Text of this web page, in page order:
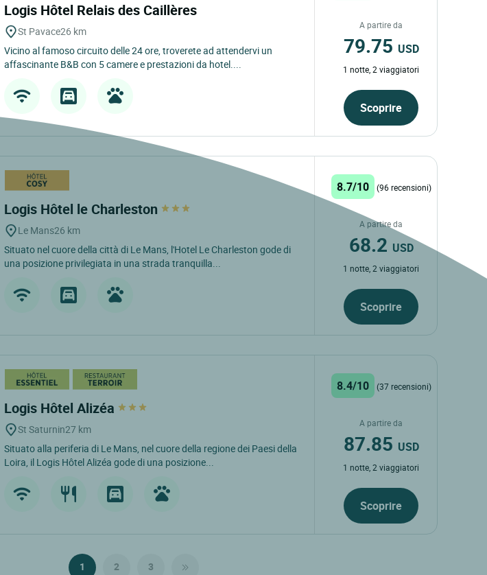
Logis Hôtel Relais des Caillères
St Pavace26 km
Vicino al famoso circuito delle 24 ore, troverete ad attendervi un
affascinante B&B con 5 camere e prestazioni da hotel....
A partire da
79.75 USD
1 notte, 2 viaggiatori
Scoprire
Logis Hôtel le Charleston
Le Mans26 km
Situato nel cuore della città di Le Mans, l'Hotel Le Charleston gode di
una posizione privilegiata in una strada tranquilla...
8.7/10 (96 recensioni)
A partire da
68.2 USD
1 notte, 2 viaggiatori
Scoprire
Logis Hôtel Alizéa
St Saturnin27 km
Situato alla periferia di Le Mans, nel cuore della regione dei Paesi della
Loira, il Logis Hôtel Alizéa gode di una posizione...
8.4/10 (37 recensioni)
A partire da
87.85 USD
1 notte, 2 viaggiatori
Scoprire
1 2 3